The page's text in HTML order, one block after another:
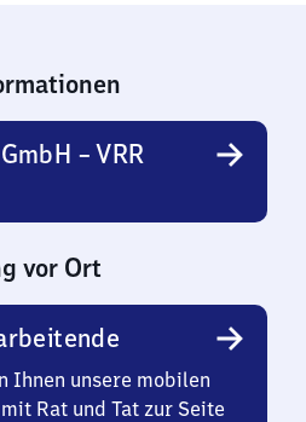
– VRR
vor Ort
Ihnen unsere mobilen
Rat und Tat zur Seite